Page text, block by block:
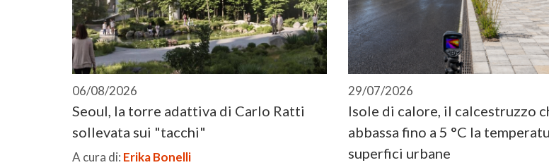
06/08/2026
Seoul, la torre adattiva di Carlo Ratti
sollevata sui "tacchi"
A cura di: Erika Bonelli
29/07/2026
Isole di calore, il calcestruzzo
abbassa fino a 5 °C la
superfici urbane